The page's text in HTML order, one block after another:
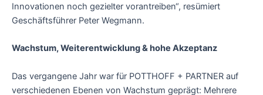
Innovationen noch gezielter vorantreiben“, resümiert
Geschäftsführer Peter Wegmann.
Wachstum, Weiterentwicklung & hohe Akzeptanz
Das vergangene Jahr war für POTTHOFF + PARTNER auf
verschiedenen Ebenen von Wachstum geprägt: Mehrere